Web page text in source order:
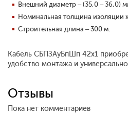
Внешний диаметр – (35,0 – 36,0)
Номинальная толщина изоляции
Строительная длина – 300 м.
Кабель СБПЗАуБпШп 42x1
удобство монтажа и
Отзывы
Пока нет комментариев